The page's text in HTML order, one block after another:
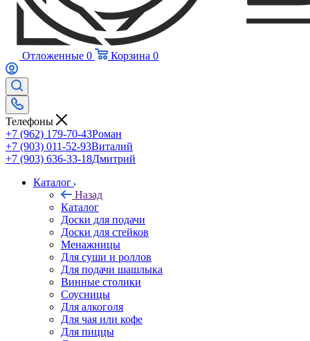
Отложенные 0 Корзина 0
Телефоны
+7 (962) 179-70-43Роман
+7 (903) 011-52-93Виталий
+7 (903) 636-33-18Дмитрий
Каталог
Назад
Каталог
Доски для подачи
Доски для стейков
Менажницы
Для суши и роллов
Для подачи шашлыка
Винные столики
Соусницы
Для алкоголя
Для чая или кофе
Для пиццы